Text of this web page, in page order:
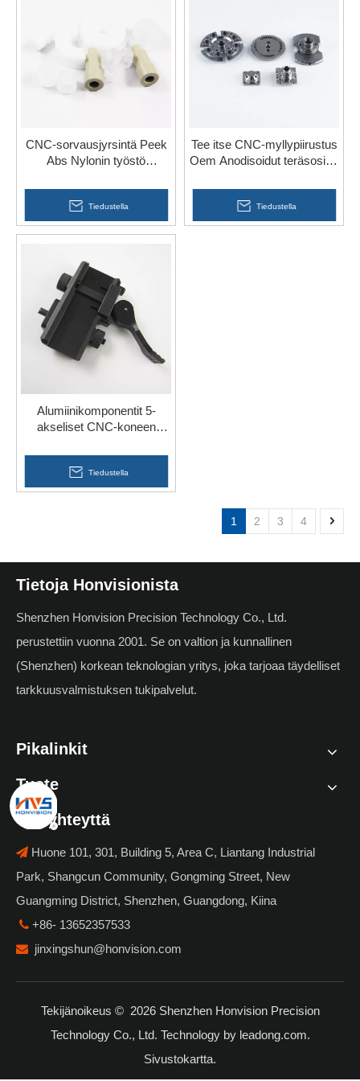
CNC-sorvausjyrsintä Peek
Abs Nylonin työstö
Tiedustella
Tee itse CNC-myllypiirustus
Oem Anodisoidut teräsosien
Tiedustella
Alumiinikomponentit 5-
akseliset CNC-koneen
Tiedustella
1 2 3 4
Tietoja Honvisionista
Shenzhen Honvision Precision Technology Co., Ltd.
perustettiin vuonna 2001. Se on valtion ja kunnallinen
(Shenzhen) korkean teknologian yritys, joka tarjoaa täydelliset
tarkkuusvalmistuksen tukipalvelut.
Pikalinkit
Tuote
Ota yhteyttä
 Huone 101, 301, Building 5, Area C, Liantang Industrial
Park, Shangcun Community, Gongming Street, New
Guangming District, Shenzhen, Guangdong, Kiina
 +86- 13652357533
 jinxingshun@honvision.com
Tekijänoikeus © 2026Shenzhen Honvision Precision
Technology Co., Ltd. Technology by leadong.com.
Sivustokartta.